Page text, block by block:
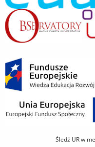
Śledź UR w